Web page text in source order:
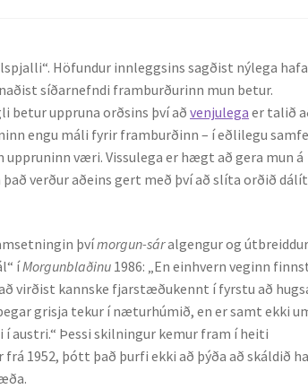
Höfundur innleggsins sagðist nýlega hafa
síðarnefndi framburðurinn mun betur.
betur uppruna orðsins því aðvenjulega er talið
engu máli fyrir framburðinn – í eðlilegu
væri. Vissulega er hægt að gera mun á
verður aðeins gert með því að slíta orðið
þvímorgun-sáralgengur og
íMorgunblaðinu 1986: „En einhvern veginn
virðist kannske fjarstæðukennt í fyrstu að
grisja tekur í næturhúmið, en er samt ekki
austri.“ Þessi skilningur kemur fram í heiti
frá 1952, þótt það þurfi ekki að þýða að skáldið